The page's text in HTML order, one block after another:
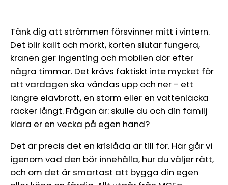
Tänk dig att strömmen försvinner mitt i vintern.
Det blir kallt och mörkt, korten slutar fungera,
kranen ger ingenting och mobilen dör efter
några timmar. Det krävs faktiskt inte mycket för
att vardagen ska vändas upp och ner - ett
längre elavbrott, en storm eller en vattenläcka
räcker långt. Frågan är: skulle du och din familj
klara er en vecka på egen hand?
Det är precis det en krislåda är till för. Här går vi
igenom vad den bör innehålla, hur du väljer rätt,
och om det är smartast att bygga din egen